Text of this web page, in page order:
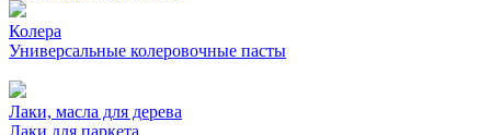
Колера
Универсальные колеровочные пасты
Лаки, масла для дерева
Лаки для паркета